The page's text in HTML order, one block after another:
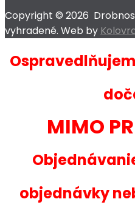
Copyright © 2026
vyhradené. Web by
MIMO
objednávky